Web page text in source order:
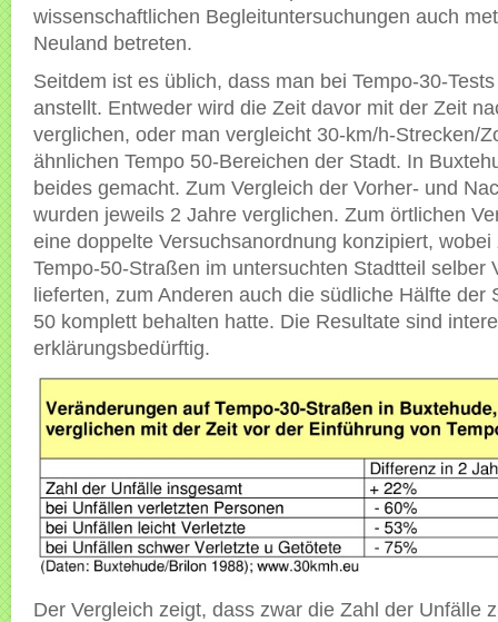
wissenschaftlichen Begleituntersuchungen auch
Neuland betreten.
Seitdem ist es üblich, dass man bei Tempo-30-
anstellt. Entweder wird die Zeit davor mit der Zeit
verglichen, oder man vergleicht 30-km/h-Strecken/
ähnlichen Tempo 50-Bereichen der Stadt. In
beides gemacht. Zum Vergleich der Vorher- und
wurden jeweils 2 Jahre verglichen. Zum örtlichen
eine doppelte Versuchsanordnung konzipiert,
Tempo-50-Straßen im untersuchten Stadtteil selber
lieferten, zum Anderen auch die südliche Hälfte der
50 komplett behalten hatte. Die Resultate sind
erklärungsbedürftig.
Der Vergleich zeigt, dass zwar die Zahl der Unfälle